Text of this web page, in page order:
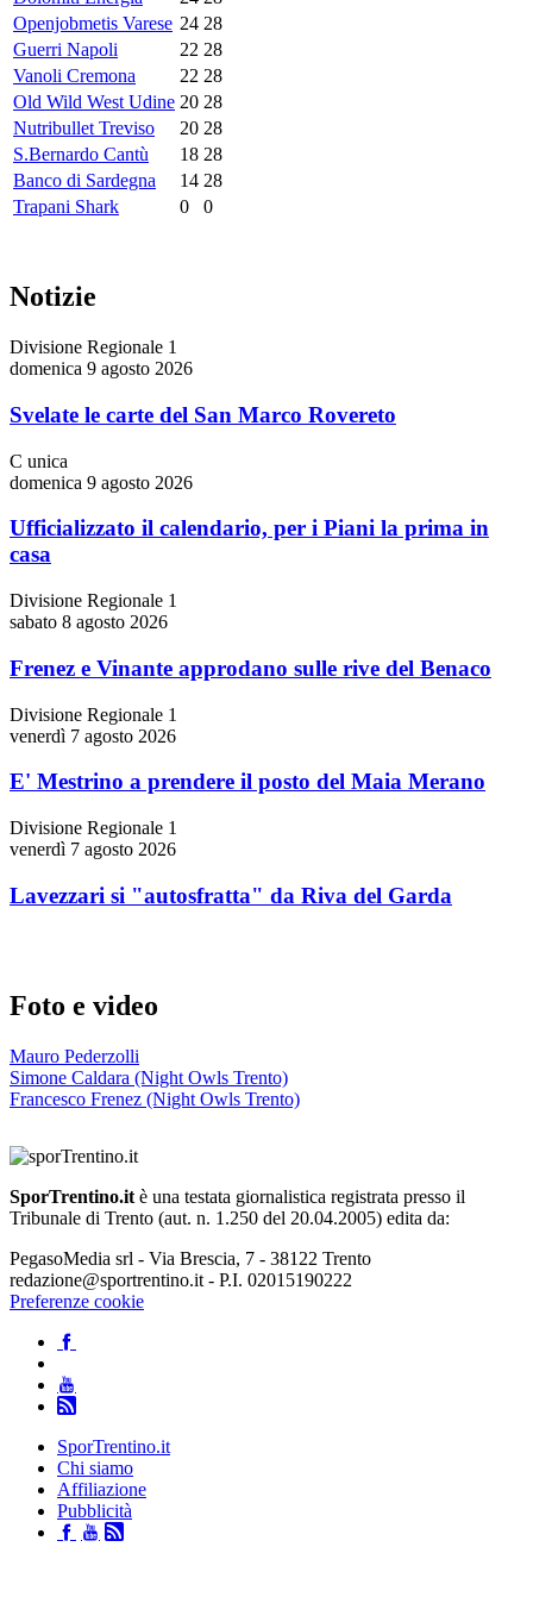
Openjobmetis Varese 24 28
Guerri Napoli
22 28
Vanoli Cremona
22 28
Old Wild West Udine 20 28
Nutribullet Treviso
20 28
S.Bernardo Cantù
18 28
Banco di Sardegna
14 28
Trapani Shark
0 0
Notizie
Divisione Regionale 1
domenica 9 agosto 2026
Svelate le carte del San Marco Rovereto
C unica
domenica 9 agosto 2026
Ufficializzato il calendario, per i Piani la prima in
casa
Divisione Regionale 1
sabato 8 agosto 2026
Frenez e Vinante approdano sulle rive del Benaco
Divisione Regionale 1
venerdì 7 agosto 2026
E' Mestrino a prendere il posto del Maia Merano
Divisione Regionale 1
venerdì 7 agosto 2026
Lavezzari si "autosfratta" da Riva del Garda
Foto e video
Mauro Pederzolli
Simone Caldara (Night Owls Trento)
Francesco Frenez (Night Owls Trento)
SporTrentino.it è una testata giornalistica registrata presso il
Tribunale di Trento (aut. n. 1.250 del 20.04.2005) edita da:
PegasoMedia srl - Via Brescia, 7 - 38122 Trento
redazione@sportrentino.it - P.I. 02015190222
Preferenze cookie
SporTrentino.it
Chi siamo
Affiliazione
Pubblicità